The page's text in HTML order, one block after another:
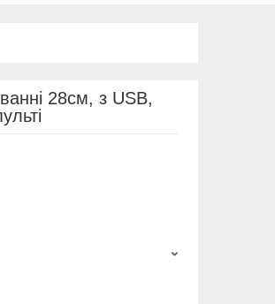
28см, з USB,